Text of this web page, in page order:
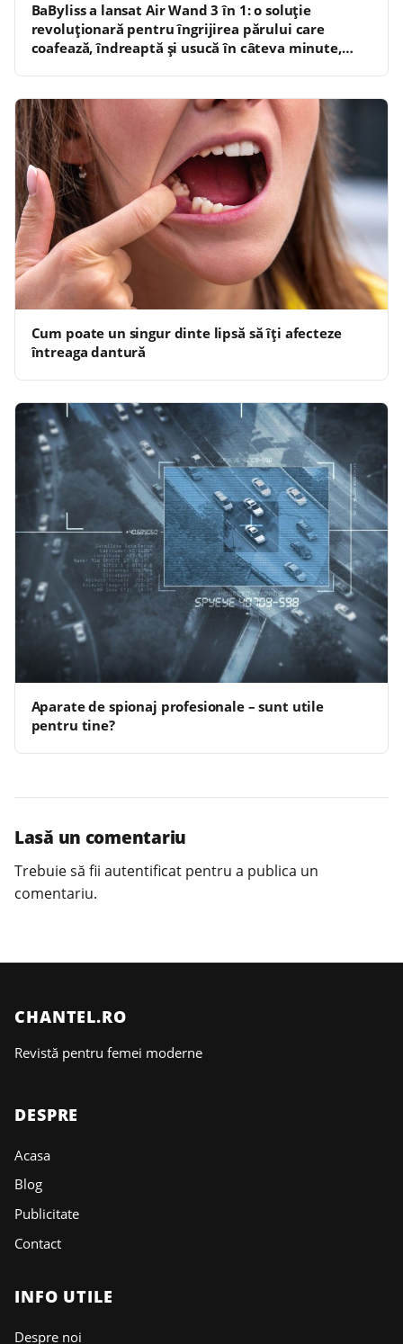
BaByliss a lansat Air Wand 3 în 1: o soluție
revoluționară pentru îngrijirea părului care
coafează, îndreaptă și usucă în câteva minute,
Cum poate un singur dinte lipsă să îți afecteze
întreaga dantură
Aparate de spionaj profesionale – sunt utile
pentru tine?
Lasă un comentariu
Trebuie să fii autentificat pentru a publica un
comentariu.
CHANTEL.RO
Revistă pentru femei moderne
DESPRE
Acasa
Blog
Publicitate
Contact
INFO UTILE
Despre noi